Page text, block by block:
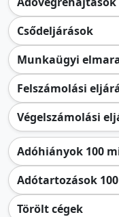
Csődeljárások
Munkaügyi
Felszámolási
Végelszámolási
Adóhiányok 100
Adótartozások
Törölt cégek